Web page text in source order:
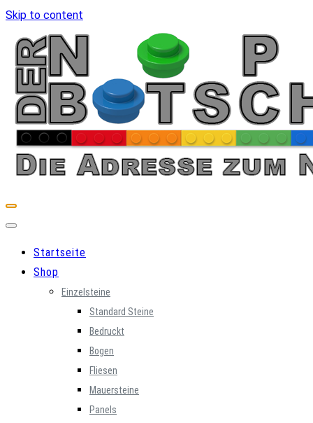
Skip to content
Startseite
Shop
Einzelsteine
Standard Steine
Bedruckt
Bogen
Fliesen
Mauersteine
Panels